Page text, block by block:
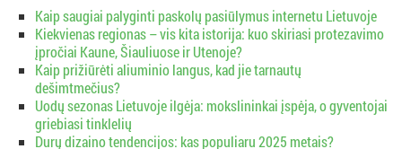
Kaip saugiai palyginti paskolų pasiūlymus internetu Lietuvoje
Kiekvienas regionas – vis kita istorija: kuo skiriasi protezavimo
įpročiai Kaune, Šiauliuose ir Utenoje?
Kaip prižiūrėti aliuminio langus, kad jie tarnautų
dešimtmečius?
Uodų sezonas Lietuvoje ilgėja: mokslininkai įspėja, o gyventojai
griebiasi tinklelių
Durų dizaino tendencijos: kas populiaru 2025 metais?